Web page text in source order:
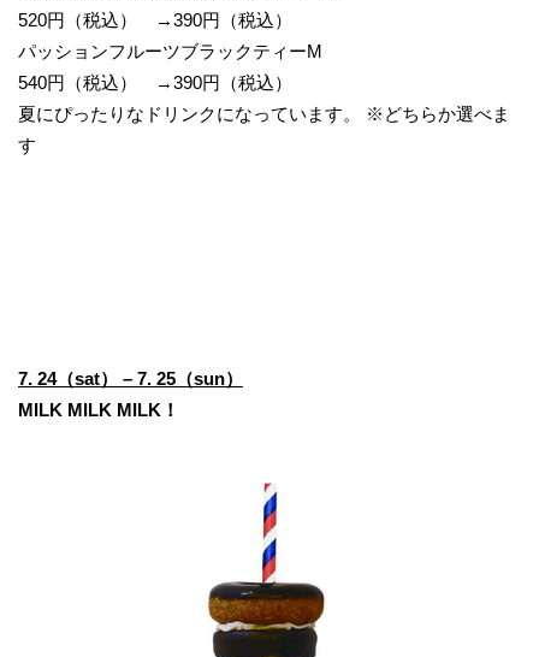
520円（税込） →390円（税込）
パッションフルーツブラックティーM
540円（税込） →390円（税込）
夏にぴったりなドリンクになっています。 ※どちらか選べま
す
7. 24（sat） – 7. 25（sun）
MILK MILK MILK！